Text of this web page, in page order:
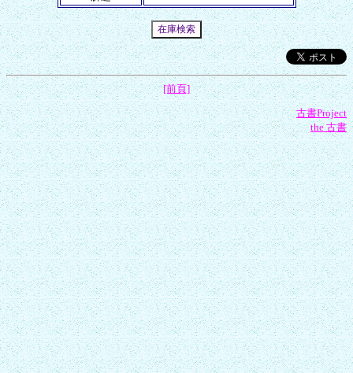
[前頁]
古書Project
the 古書